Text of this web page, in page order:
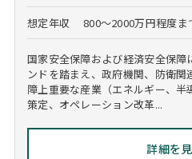
想定年収 800～2000万円程度ま
国家安全保障および経済安全保障
ンドを踏まえ、政府機関、防衛
障上重要な産業（エネルギー、半
策定、オペレーション改革...
詳細を